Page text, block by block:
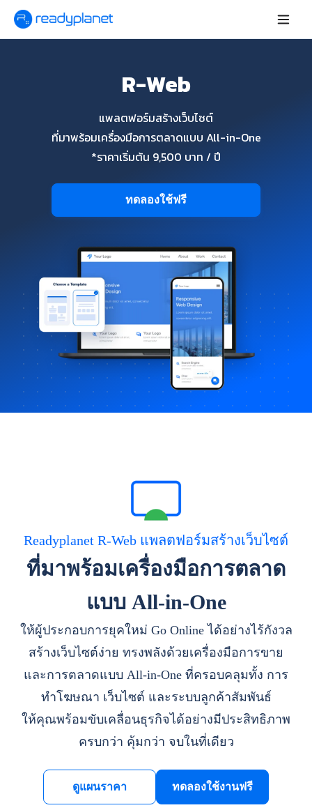
R-Web
แพลตฟอร์มสร้างเว็บไซต์
ที่มาพร้อมเครื่องมือการตลาดแบบ All-in-One
*ราคาเริ่มต้น 9,500 บาท / ปี
ทดลองใช้ฟรี
Readyplanet R-Web แพลตฟอร์มสร้างเว็บไซต์
ที่มาพร้อมเครื่องมือการตลาด
แบบ All-in-One
ให้ผู้ประกอบการยุคใหม่ Go Online ได้อย่างไร้กังวล
สร้างเว็บไซต์ง่าย ทรงพลังด้วยเครื่องมือการขาย
และการตลาดแบบ All-in-One ที่ครอบคลุมทั้ง การ
ทำโฆษณา เว็บไซต์ และระบบลูกค้าสัมพันธ์
ให้คุณพร้อมขับเคลื่อนธุรกิจได้อย่างมีประสิทธิภาพ
ครบกว่า คุ้มกว่า จบในที่เดียว
ดูแผนราคา ทดลองใช้งานฟรี